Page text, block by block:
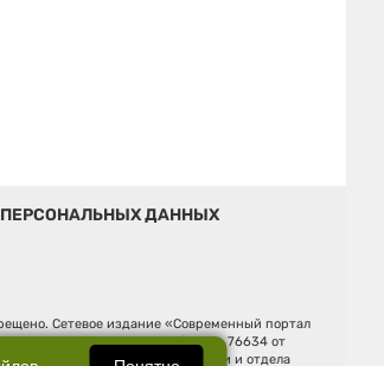
ДАННЫХ
Сетевое издание «Современный портал
номер ЭЛ № ФС 77 - 76634 от
Фактический адрес редакции и отдела